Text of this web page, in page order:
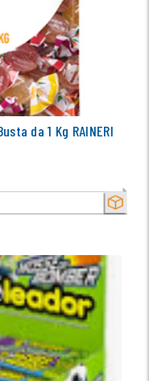
SECCO
da 1 Kg RAINERI